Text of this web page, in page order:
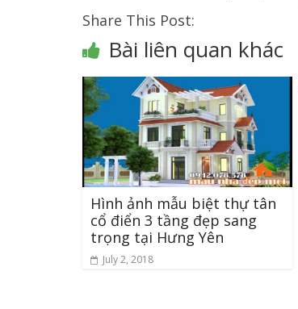
Share This Post:
Bài liên quan khác
Hình ảnh mẫu biệt thự tân
cổ điển 3 tầng đẹp sang
trọng tại Hưng Yên
July 2, 2018